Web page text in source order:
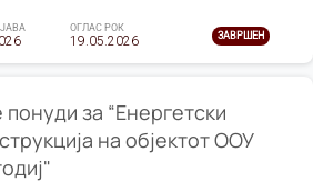
ОГЛАС РОК
19.05.2026 ЗАВРШЕН
за “Енергетски
на објектот ООУ